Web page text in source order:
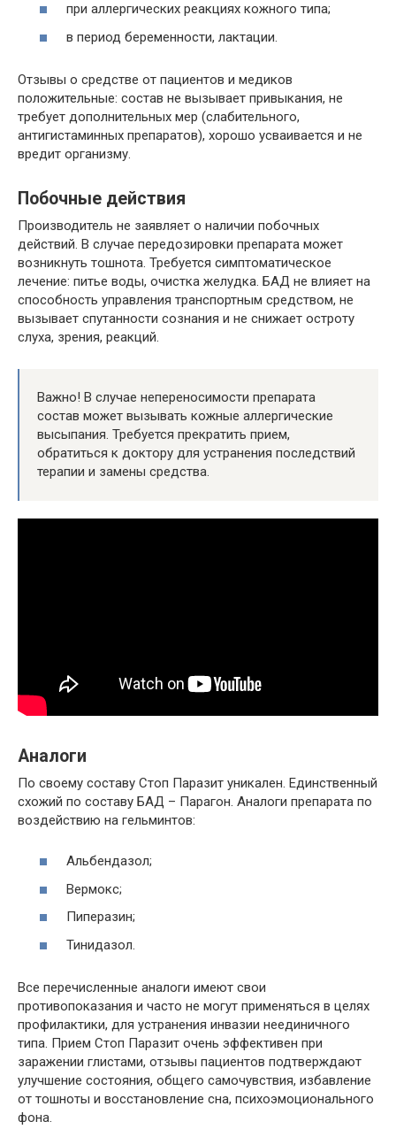
при аллергических реакциях кожного типа;
в период беременности, лактации.
Отзывы о средстве от пациентов и медиков
положительные: состав не вызывает привыкания, не
требует дополнительных мер (слабительного,
антигистаминных препаратов), хорошо усваивается и не
вредит организму.
Побочные действия
Производитель не заявляет о наличии побочных
действий. В случае передозировки препарата может
возникнуть тошнота. Требуется симптоматическое
лечение: питье воды, очистка желудка. БАД не влияет на
способность управления транспортным средством, не
вызывает спутанности сознания и не снижает остроту
слуха, зрения, реакций.
Важно! В случае непереносимости препарата
состав может вызывать кожные аллергические
высыпания. Требуется прекратить прием,
обратиться к доктору для устранения последствий
терапии и замены средства.
Аналоги
По своему составу Стоп Паразит уникален. Единственный
схожий по составу БАД – Парагон. Аналоги препарата по
воздействию на гельминтов:
Альбендазол;
Вермокс;
Пиперазин;
Тинидазол.
Все перечисленные аналоги имеют свои
противопоказания и часто не могут применяться в целях
профилактики, для устранения инвазии неединичного
типа. Прием Стоп Паразит очень эффективен при
заражении глистами, отзывы пациентов подтверждают
улучшение состояния, общего самочувствия, избавление
от тошноты и восстановление сна, психоэмоционального
фона.